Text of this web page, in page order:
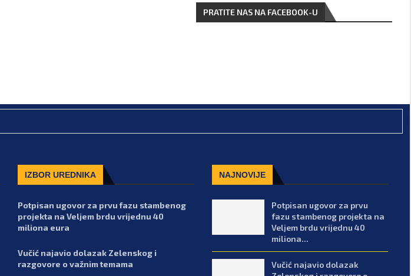
PRATITE NAS NA FACEBOOK-U
IZBOR UREDNIKA
Potpisan ugovor za prvu fazu stambenog
projekta na Veljem brdu vrijednu 40
miliona eura
Vučić najavio dolazak Zelenskog i
razgovore o važnim temama
NAJNOVIJE
Potpisan ugovor za prvu
fazu stambenog projekta na
Veljem brdu vrijednu 40
miliona...
Vučić najavio dolazak